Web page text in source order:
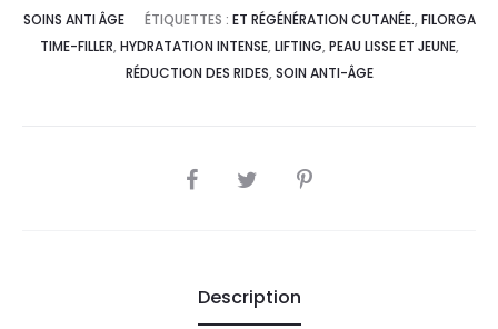
SOINS ANTI ÂGE
ÉTIQUETTES : ET RÉGÉNÉRATION CUTANÉE., FILORGA
TIME-FILLER, HYDRATATION INTENSE, LIFTING, PEAU LISSE ET JEUNE,
RÉDUCTION DES RIDES, SOIN ANTI-ÂGE
SHARE
Description